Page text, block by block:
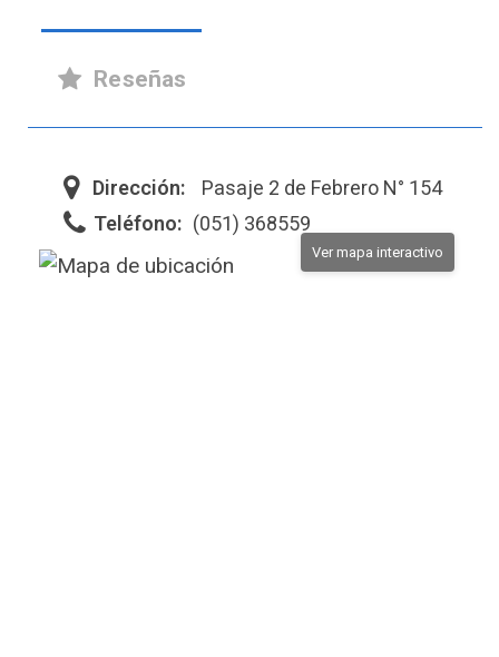
Reseñas
Dirección:
Pasaje 2 de Febrero N° 154
Teléfono: (051) 368559
Ver mapa interactivo